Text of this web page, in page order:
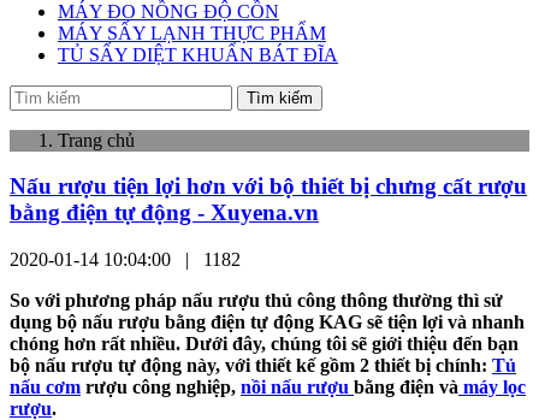
MÁY ĐO NỒNG ĐỘ CỒN
MÁY SẤY LẠNH THỰC PHẨM
TỦ SẤY DIỆT KHUẨN BÁT ĐĨA
Tìm kiếm
Trang chủ
Nấu rượu tiện lợi hơn với bộ thiết bị chưng cất rượu
bằng điện tự động - Xuyena.vn
2020-01-14 10:04:00 | 1182
So với phương pháp nấu rượu thủ công thông thường thì sử
dụng bộ nấu rượu bằng điện tự động KAG sẽ tiện lợi và nhanh
chóng hơn rất nhiều. Dưới đây, chúng tôi sẽ giới thiệu đến bạn
bộ nấu rượu tự động này, với thiết kế gồm 2 thiết bị chính: Tủ
nấu cơm rượu công nghiệp, nồi nấu rượu bằng điện và máy lọc
rượu.